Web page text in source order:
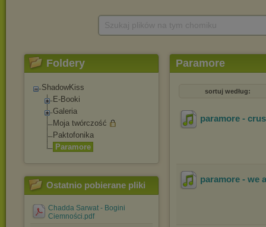
Foldery
ShadowKiss
E-Booki
Galeria
Moja twórczość
Paktofonika
Paramore
Ostatnio pobierane pliki
Chadda Sarwat - Bogini
Ciemności.pdf
Paramore
sortuj według:
paramore -
paramore - we